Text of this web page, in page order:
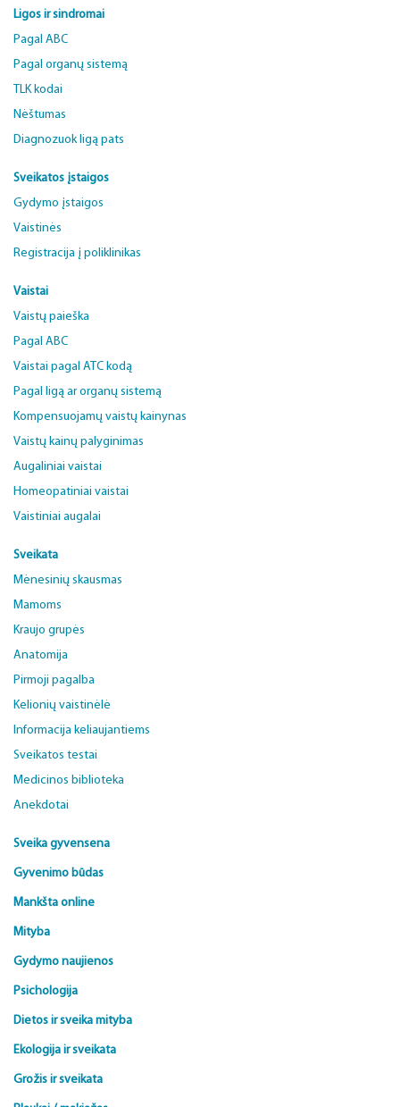
Ligos ir sindromai
Pagal ABC
Pagal organų sistemą
TLK kodai
Nėštumas
Diagnozuok ligą pats
Sveikatos įstaigos
Gydymo įstaigos
Vaistinės
Registracija į poliklinikas
Vaistai
Vaistų paieška
Pagal ABC
Vaistai pagal ATC kodą
Pagal ligą ar organų sistemą
Kompensuojamų vaistų kainynas
Vaistų kainų palyginimas
Augaliniai vaistai
Homeopatiniai vaistai
Vaistiniai augalai
Sveikata
Mėnesinių skausmas
Mamoms
Kraujo grupės
Anatomija
Pirmoji pagalba
Kelionių vaistinėlė
Informacija keliaujantiems
Sveikatos testai
Medicinos biblioteka
Anekdotai
Sveika gyvensena
Gyvenimo būdas
Mankšta online
Mityba
Gydymo naujienos
Psichologija
Dietos ir sveika mityba
Ekologija ir sveikata
Grožis ir sveikata